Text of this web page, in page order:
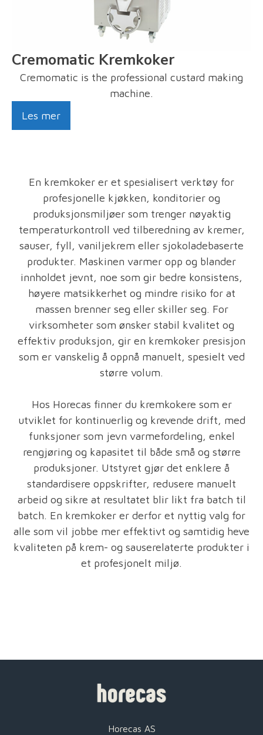
Cremomatic Kremkoker
Cremomatic is the professional custard making
machine.
Les mer
En kremkoker er et spesialisert verktøy for
profesjonelle kjøkken, konditorier og
produksjonsmiljøer som trenger nøyaktig
temperaturkontroll ved tilberedning av kremer,
sauser, fyll, vaniljekrem eller sjokoladebaserte
produkter. Maskinen varmer opp og blander
innholdet jevnt, noe som gir bedre konsistens,
høyere matsikkerhet og mindre risiko for at
massen brenner seg eller skiller seg. For
virksomheter som ønsker stabil kvalitet og
effektiv produksjon, gir en kremkoker presisjon
som er vanskelig å oppnå manuelt, spesielt ved
større volum.
Hos Horecas finner du kremkokere som er
utviklet for kontinuerlig og krevende drift, med
funksjoner som jevn varmefordeling, enkel
rengjøring og kapasitet til både små og større
produksjoner. Utstyret gjør det enklere å
standardisere oppskrifter, redusere manuelt
arbeid og sikre at resultatet blir likt fra batch til
batch. En kremkoker er derfor et nyttig valg for
alle som vil jobbe mer effektivt og samtidig heve
kvaliteten på krem- og sauserelaterte produkter i
et profesjonelt miljø.
Horecas AS